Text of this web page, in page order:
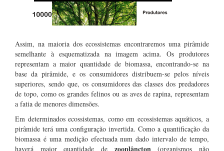
Assim, na maioria dos ecossistemas encontraremos uma pirâmide
semelhante à esquematizada na imagem acima. Os produtores
representam a maior quantidade de biomassa, encontrando-se na
base da pirâmide, e os consumidores distribuem-se pelos níveis
superiores, sendo que, os consumidores das classes dos predadores
de topo, como os grandes felinos ou as aves de rapina, representam
a fatia de menores dimensões.
Em determinados ecossistemas, como em ecossistemas aquáticos, a
pirâmide terá uma configuração invertida. Como a quantificação da
biomassa é uma medição efectuada num dado intervalo de tempo,
haverá maior quantidade de zooplâncton(organismos não